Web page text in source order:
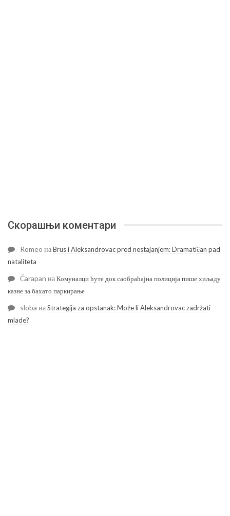
Скорашњи коментари
Romeo наBrus i Aleksandrovac pred nestajanjem: Dramatičan pad
nataliteta
Čarapan наКомуналци ћуте док саобраћајна полиција пише хиљаду
казне за бахато паркирање
sloba наStrategija za opstanak: Može li Aleksandrovac zadržati
mlade?